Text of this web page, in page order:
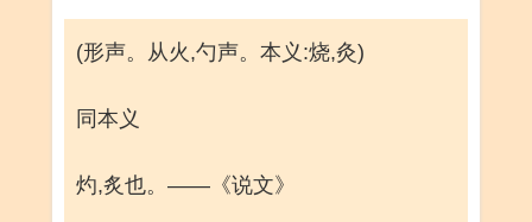
(形声。从火,勺声。本义:烧,灸)
同本义
灼,炙也。——《说文》